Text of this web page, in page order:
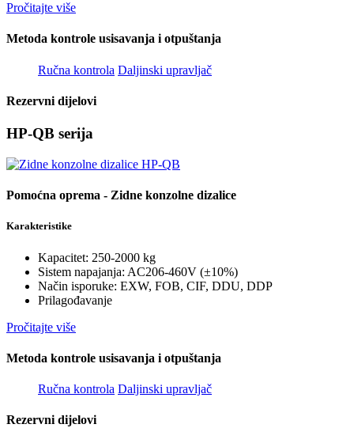
Pročitajte više
Metoda kontrole usisavanja i otpuštanja
Ručna kontrola Daljinski upravljač
Rezervni dijelovi
HP-QB serija
Pomoćna oprema - Zidne konzolne dizalice
Karakteristike
Kapacitet: 250-2000 kg
Sistem napajanja: AC206-460V (±10%)
Način isporuke: EXW, FOB, CIF, DDU, DDP
Prilagođavanje
Pročitajte više
Metoda kontrole usisavanja i otpuštanja
Ručna kontrola Daljinski upravljač
Rezervni dijelovi